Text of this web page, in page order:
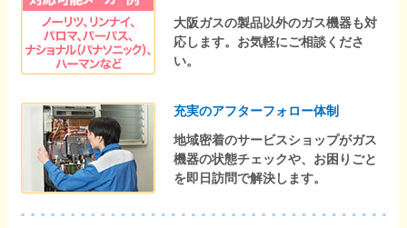
大阪ガスの製品以外のガス機器も対
応します。お気軽にご相談くださ
い。
充実のアフターフォロー体制
地域密着のサービスショップがガス
機器の状態チェックや、お困りごと
を即日訪問で解決します。